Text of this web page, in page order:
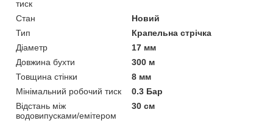
тиск
Стан
Новий
Тип
Крапельна стрічка
Діаметр
17 мм
Довжина бухти
300 м
Товщина стінки
8 мм
Мінімальний робочий тиск
0.3 Бар
Відстань між
водовипусками/емітером
30 см